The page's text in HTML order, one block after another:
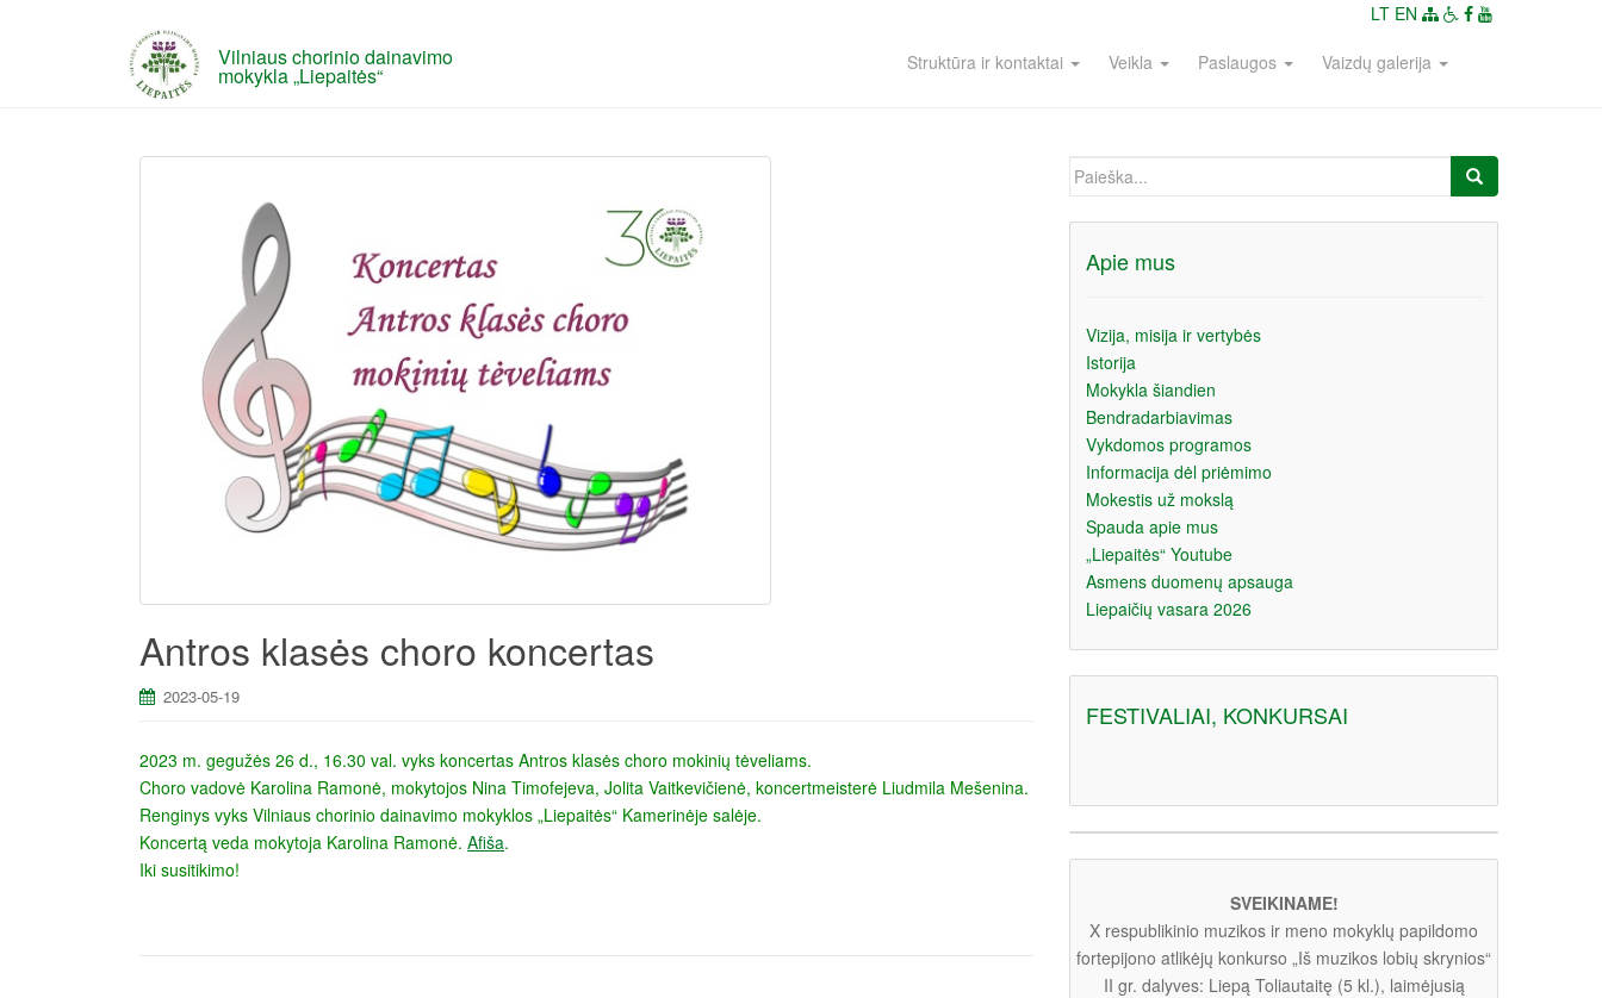
Vilniaus chorinio dainavimo
mokykla „Liepaitės“
LT EN
Struktūra ir kontaktai Veikla Paslaugos Vaizdų galerija
Antros klasės choro koncertas
2023-05-19
2023 m. gegužės 26 d., 16.30 val. vyks koncertas Antros klasės choro mokinių tėveliams.
Choro vadovė Karolina Ramonė, mokytojos Nina Timofejeva, Jolita Vaitkevičienė, koncertmeisterė Liudmila Mešenina.
Renginys vyks Vilniaus chorinio dainavimo mokyklos „Liepaitės“ Kamerinėje salėje.
Koncertą veda mokytoja Karolina Ramonė. Afiša.
Iki susitikimo!
Ieškoti:
Apie mus
Vizija, misija ir vertybės
Istorija
Mokykla šiandien
Bendradarbiavimas
Vykdomos programos
Informacija dėl priėmimo
Mokestis už mokslą
Spauda apie mus
„Liepaitės“ Youtube
Asmens duomenų apsauga
Liepaičių vasara 2026
FESTIVALIAI, KONKURSAI
SVEIKINAME!
X respublikinio muzikos ir meno mokyklų papildomo
fortepijono atlikėjų konkurso „Iš muzikos lobių skrynios“
II gr. dalyves: Liepą Toliautaitę (5 kl.), laimėjusią